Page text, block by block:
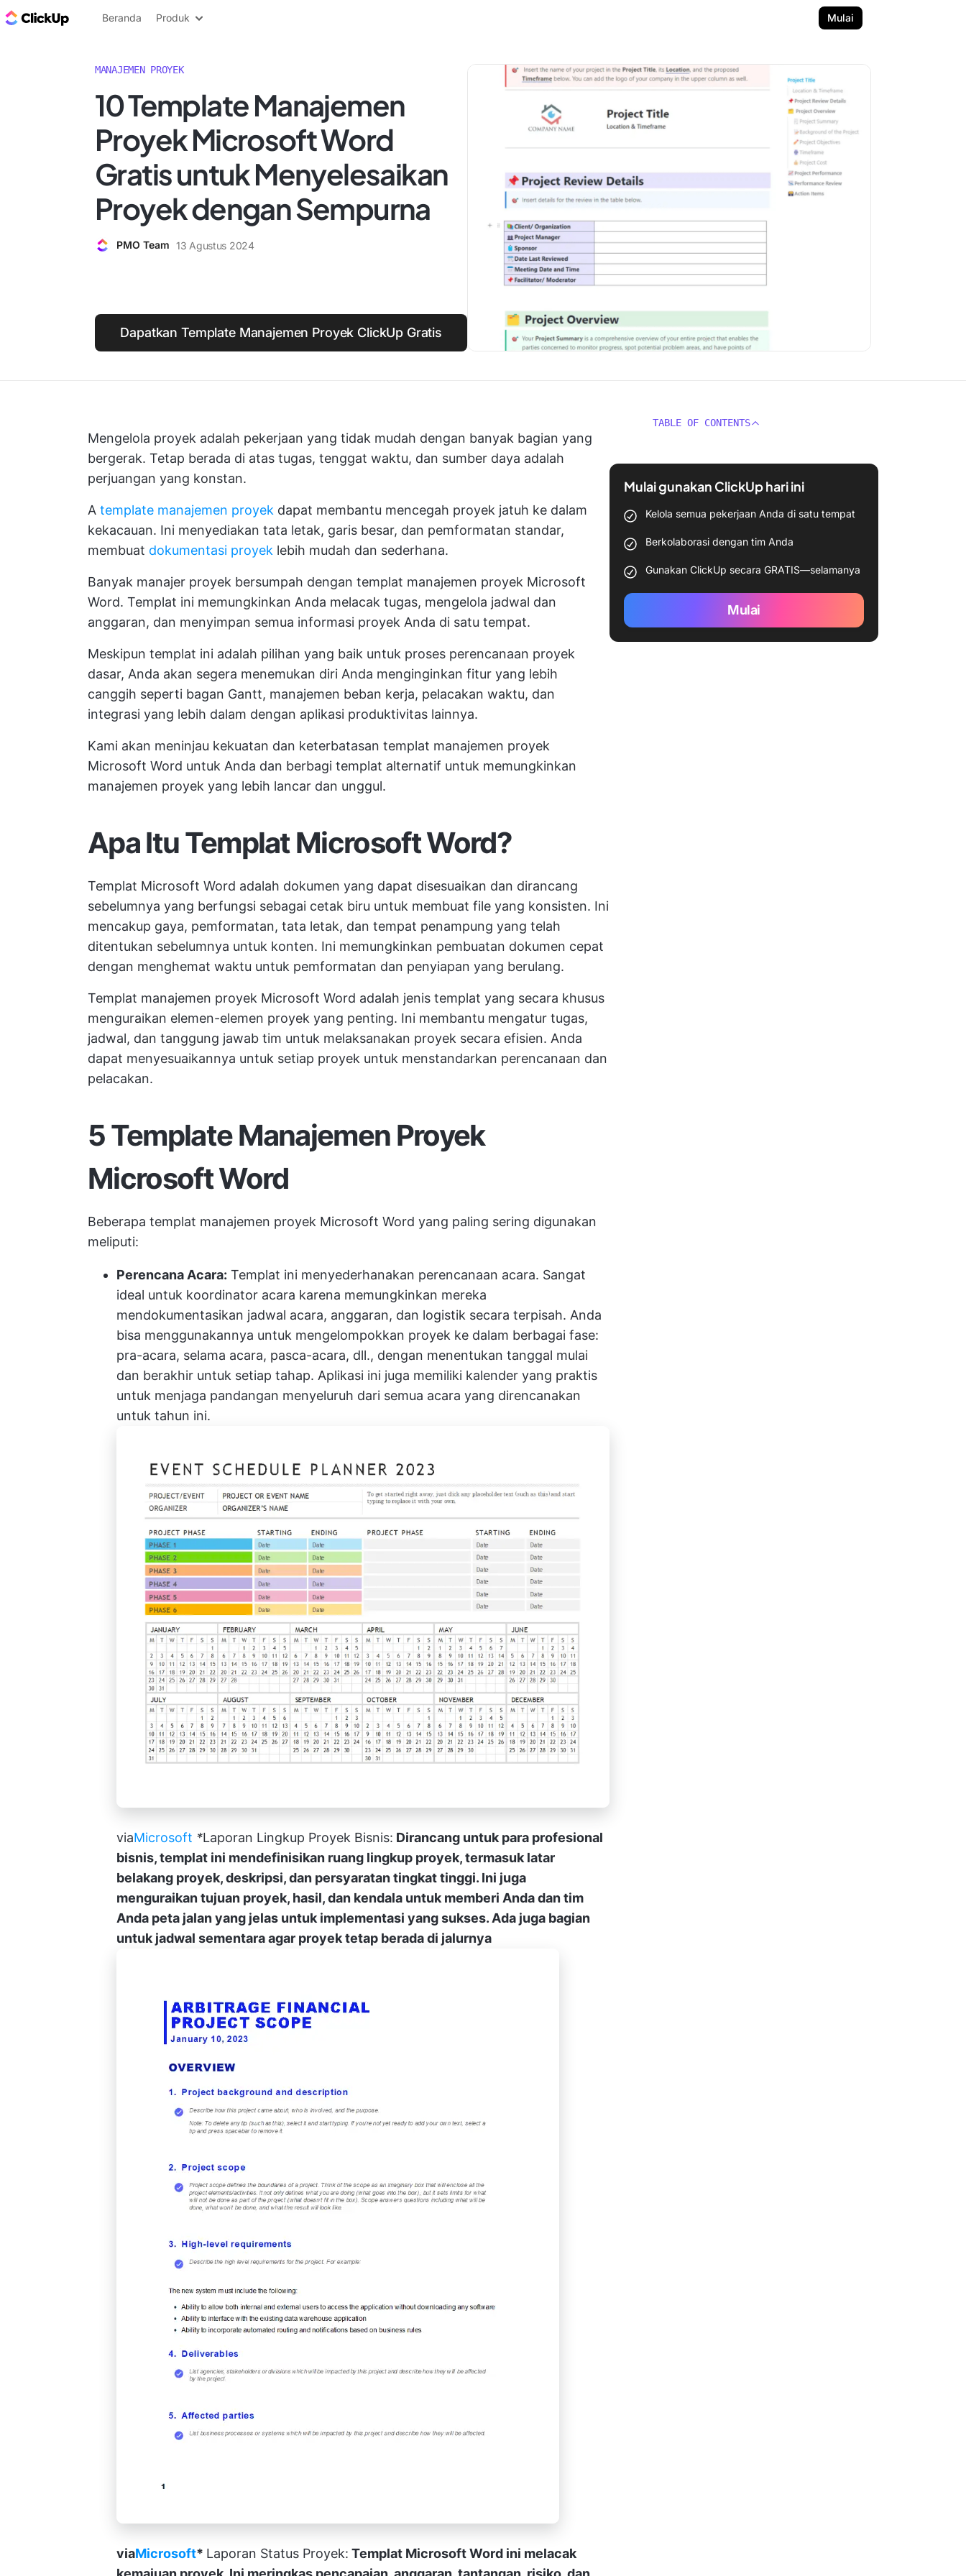
Blog ClickUp
Beranda Produk Mulai
MANAJEMEN PROYEK
10 Template Manajemen
Proyek Microsoft Word
Gratis untuk Menyelesaikan
Proyek dengan Sempurna
PMO Team 13 Agustus 2024
Dapatkan Template Manajemen Proyek ClickUp Gratis
Mengelola proyek adalah pekerjaan yang tidak mudah dengan banyak bagian yang
bergerak. Tetap berada di atas tugas, tenggat waktu, dan sumber daya adalah
perjuangan yang konstan.
A template manajemen proyek dapat membantu mencegah proyek jatuh ke dalam
kekacauan. Ini menyediakan tata letak, garis besar, dan pemformatan standar,
membuat dokumentasi proyek lebih mudah dan sederhana.
Banyak manajer proyek bersumpah dengan templat manajemen proyek Microsoft
Word. Templat ini memungkinkan Anda melacak tugas, mengelola jadwal dan
anggaran, dan menyimpan semua informasi proyek Anda di satu tempat.
Meskipun templat ini adalah pilihan yang baik untuk proses perencanaan proyek
dasar, Anda akan segera menemukan diri Anda menginginkan fitur yang lebih
canggih seperti bagan Gantt, manajemen beban kerja, pelacakan waktu, dan
integrasi yang lebih dalam dengan aplikasi produktivitas lainnya.
Kami akan meninjau kekuatan dan keterbatasan templat manajemen proyek
Microsoft Word untuk Anda dan berbagi templat alternatif untuk memungkinkan
manajemen proyek yang lebih lancar dan unggul.
Apa Itu Templat Microsoft Word?
Templat Microsoft Word adalah dokumen yang dapat disesuaikan dan dirancang
sebelumnya yang berfungsi sebagai cetak biru untuk membuat file yang konsisten. Ini
mencakup gaya, pemformatan, tata letak, dan tempat penampung yang telah
ditentukan sebelumnya untuk konten. Ini memungkinkan pembuatan dokumen cepat
dengan menghemat waktu untuk pemformatan dan penyiapan yang berulang.
Templat manajemen proyek Microsoft Word adalah jenis templat yang secara khusus
menguraikan elemen-elemen proyek yang penting. Ini membantu mengatur tugas,
jadwal, dan tanggung jawab tim untuk melaksanakan proyek secara efisien. Anda
dapat menyesuaikannya untuk setiap proyek untuk menstandarkan perencanaan dan
pelacakan.
5 Template Manajemen Proyek
Microsoft Word
Beberapa templat manajemen proyek Microsoft Word yang paling sering digunakan
meliputi:
Perencana Acara: Templat ini menyederhanakan perencanaan acara. Sangat
ideal untuk koordinator acara karena memungkinkan mereka
mendokumentasikan jadwal acara, anggaran, dan logistik secara terpisah. Anda
bisa menggunakannya untuk mengelompokkan proyek ke dalam berbagai fase:
pra-acara, selama acara, pasca-acara, dll., dengan menentukan tanggal mulai
dan berakhir untuk setiap tahap. Aplikasi ini juga memiliki kalender yang praktis
untuk menjaga pandangan menyeluruh dari semua acara yang direncanakan
untuk tahun ini.
viaMicrosoft *Laporan Lingkup Proyek Bisnis: Dirancang untuk para profesional
bisnis, templat ini mendefinisikan ruang lingkup proyek, termasuk latar
belakang proyek, deskripsi, dan persyaratan tingkat tinggi. Ini juga
menguraikan tujuan proyek, hasil, dan kendala untuk memberi Anda dan tim
Anda peta jalan yang jelas untuk implementasi yang sukses. Ada juga bagian
untuk jadwal sementara agar proyek tetap berada di jalurnya
viaMicrosoft* Laporan Status Proyek: Templat Microsoft Word ini melacak
TABLE OF CONTENTS
Mulai gunakan ClickUp hari ini
Kelola semua pekerjaan Anda di satu tempat
Berkolaborasi dengan tim Anda
Gunakan ClickUp secara GRATIS—selamanya
Mulai